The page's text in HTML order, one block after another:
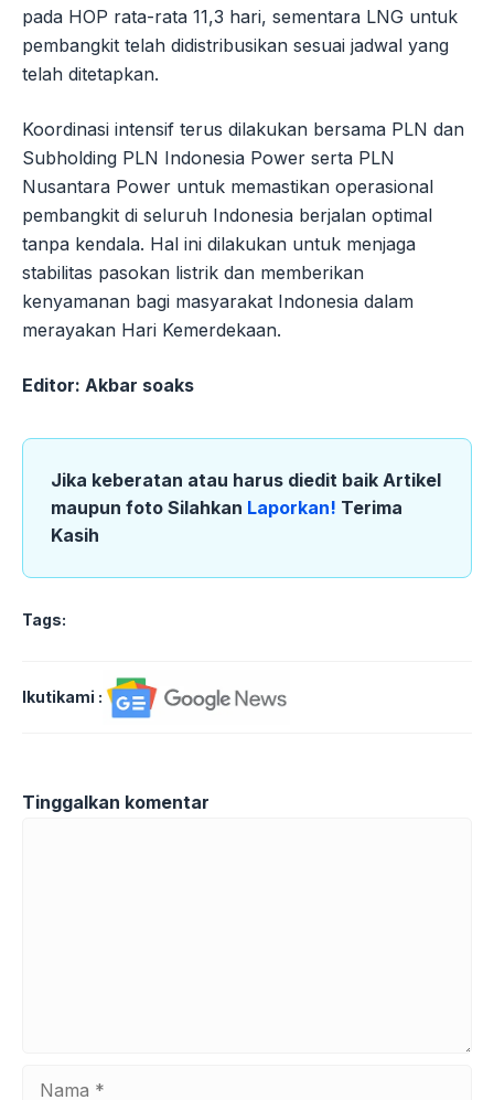
pada HOP rata-rata 11,3 hari, sementara LNG untuk
pembangkit telah didistribusikan sesuai jadwal yang
telah ditetapkan.
Koordinasi intensif terus dilakukan bersama PLN dan
Subholding PLN Indonesia Power serta PLN
Nusantara Power untuk memastikan operasional
pembangkit di seluruh Indonesia berjalan optimal
tanpa kendala. Hal ini dilakukan untuk menjaga
stabilitas pasokan listrik dan memberikan
kenyamanan bagi masyarakat Indonesia dalam
merayakan Hari Kemerdekaan.
Editor: Akbar soaks
Jika keberatan atau harus diedit baik Artikel
maupun foto Silahkan Laporkan! Terima
Kasih
Tags:
Ikutikami :
Tinggalkan komentar